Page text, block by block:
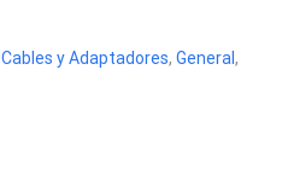
Cables y Adaptadores, General ,